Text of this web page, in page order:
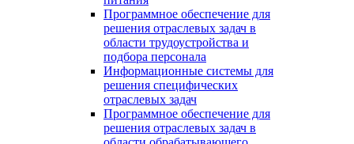
Программное обеспечение для
решения отраслевых задач в
области трудоустройства и
подбора персонала
Информационные системы для
решения специфических
отраслевых задач
Программное обеспечение для
решения отраслевых задач в